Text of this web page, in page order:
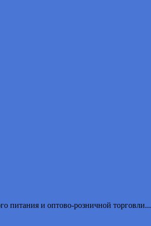
питания и оптово-розничной торговли...